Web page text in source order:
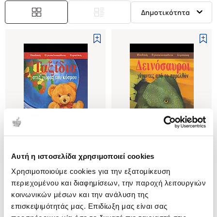
Αυτή η ιστοσελίδα χρησιμοποιεί cookies
Χρησιμοποιούμε cookies για την εξατομίκευση
περιεχομένου και διαφημίσεων, την παροχή λειτουργιών
κοινωνικών μέσων και την ανάλυση της
επισκεψιμότητάς μας. Επιδίωξη μας είναι σας
Δημοτικότητα
(0)
ΤΑΞΙΔΙΑ ΣΤΙΣ ΧΩΡΕΣ ΤΟΥ
ΚΟΣΜΟΥ
CASALIS ANNA
Κωδ. Πολιτείας:4000-0047
ΔΕΙΝΟΣΑΥΡΟΙ
ΓΙΓΑΝΤΕΣ ΑΠΟ ΤΟ ΠΑΡΕΛΘΟΝ
PUGASSI ALESSANDRA
Κωδ. Πολιτείας:4000-0075